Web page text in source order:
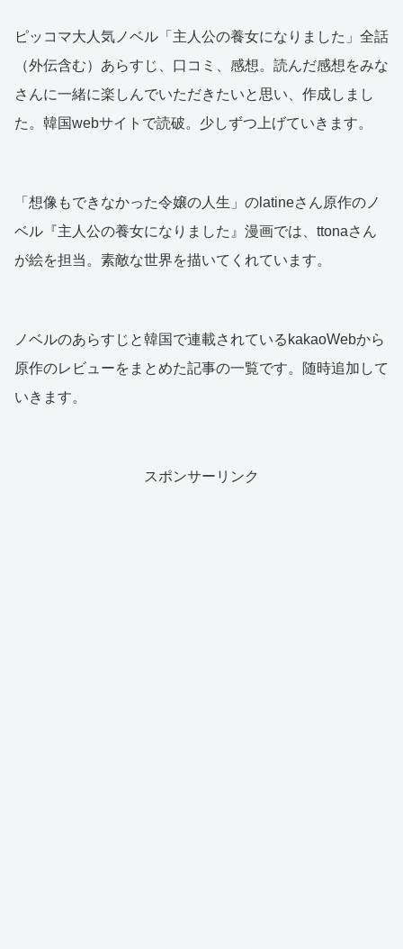
ピッコマ大人気ノベル「主人公の養女になりました」全話
（外伝含む）あらすじ、口コミ、感想。読んだ感想をみな
さんに一緒に楽しんでいただきたいと思い、作成しまし
た。韓国webサイトで読破。少しずつ上げていきます。
「想像もできなかった令嬢の人生」のlatineさん原作のノ
ベル『主人公の養女になりました』漫画では、ttonaさん
が絵を担当。素敵な世界を描いてくれています。
ノベルのあらすじと韓国で連載されているkakaoWebから
原作のレビューをまとめた記事の一覧です。随時追加して
いきます。
スポンサーリンク